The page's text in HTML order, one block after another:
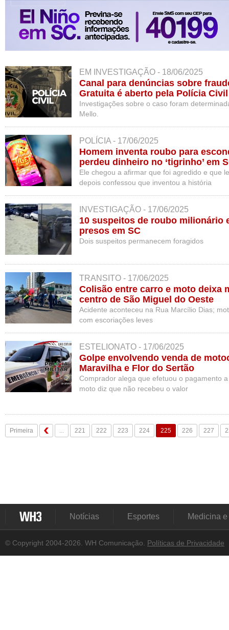
EM INVESTIGAÇÃO - 18/06/2025
Canal para denúncias sobre
Gratuita é aberto pela Polícia Civil
Investigações sobre o caso foram
Mello.
POLÍCIA - 17/06/2025
Homem inventa roubo para
perdeu dinheiro no ‘tigrinho’ em
Ele chegou a afirmar que foi agredido e que
depois confessou que inventou a história
INVESTIGAÇÃO - 17/06/2025
10 suspeitos de roubo milionário
presos em SC
Dois suspeitos permanecem foragidos
TRANSITO - 17/06/2025
Colisão entre carro e moto deixa
centro de São Miguel do Oeste
Acidente aconteceu na Rua Marcílio Dias;
com escoriações leves
ESTELIONATO - 17/06/2025
Golpe envolvendo venda de
Maravilha e Flor do Sertão
Comprador alega que efetuou o pagamento
moto diz que não recebeu o valor
Primeira ... 221 222 223 224 225 226 227
Notícias Esportes Medicina
© Copyright 2004-2026. WH Comunicação. Políticas de Privacidade